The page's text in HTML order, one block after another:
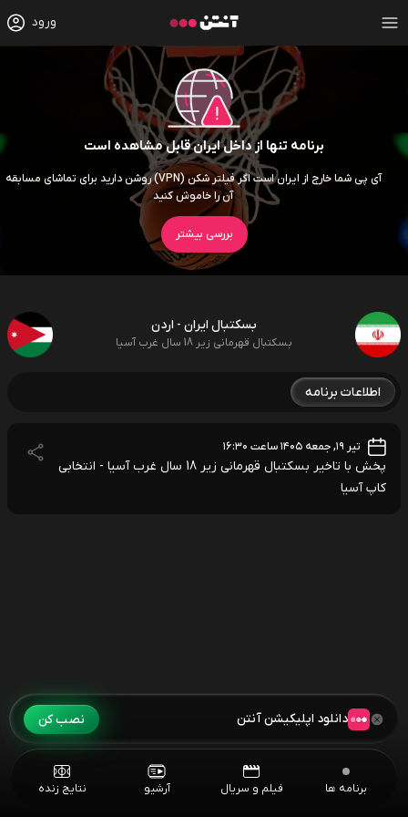
ورود
برنامه تنها از داخل ایران قابل مشاهده است
آی پی شما خارج از ایران است اگر فیلتر شکن (VPN) روشن دارید برای تماشای مسابقه
آن را خاموش کنید
بررسی بیشتر
بسکتبال ایران - اردن
بسکتبال قهرمانی زیر 18 سال غرب آسیا
اطلاعات برنامه
تیر ۱۹, جمعه ۱۴۰۵ ساعت ۱۶:۳۰
پخش با تاخیر بسکتبال قهرمانی زیر 18 سال غرب آسیا - انتخابی
کاپ آسیا
برنامه ها فیلم و سریال آرشیو نتایج زنده
دانلود اپلیکیشن آنتن نصب کن